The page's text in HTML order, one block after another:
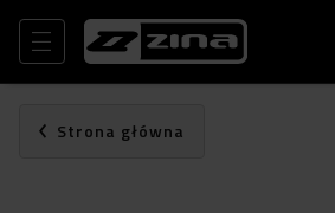
Strona główna